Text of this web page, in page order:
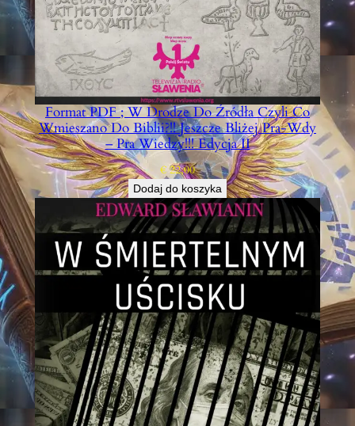
Format PDF ; W Drodze Do Źródła Czyli Co
Wmieszano Do Biblii?!! Jeszcze Bliżej Pra-Wdy
– Pra Wiedzy!!! Edycja II
€22,00
Dodaj do koszyka